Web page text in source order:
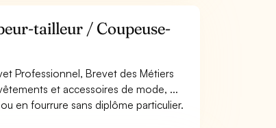
tailleur / Coupeuse-
Professionnel, Brevet des Métiers
et accessoires de mode, ...
en fourrure sans diplôme particulier.